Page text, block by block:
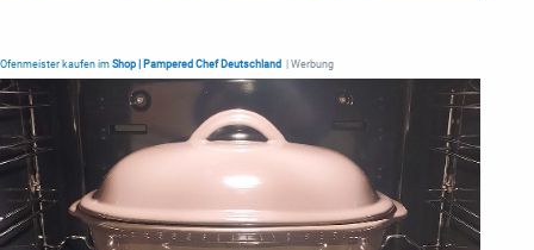
Ofenmeister kaufen im Shop | Pampered Chef Deutschland | Werbung